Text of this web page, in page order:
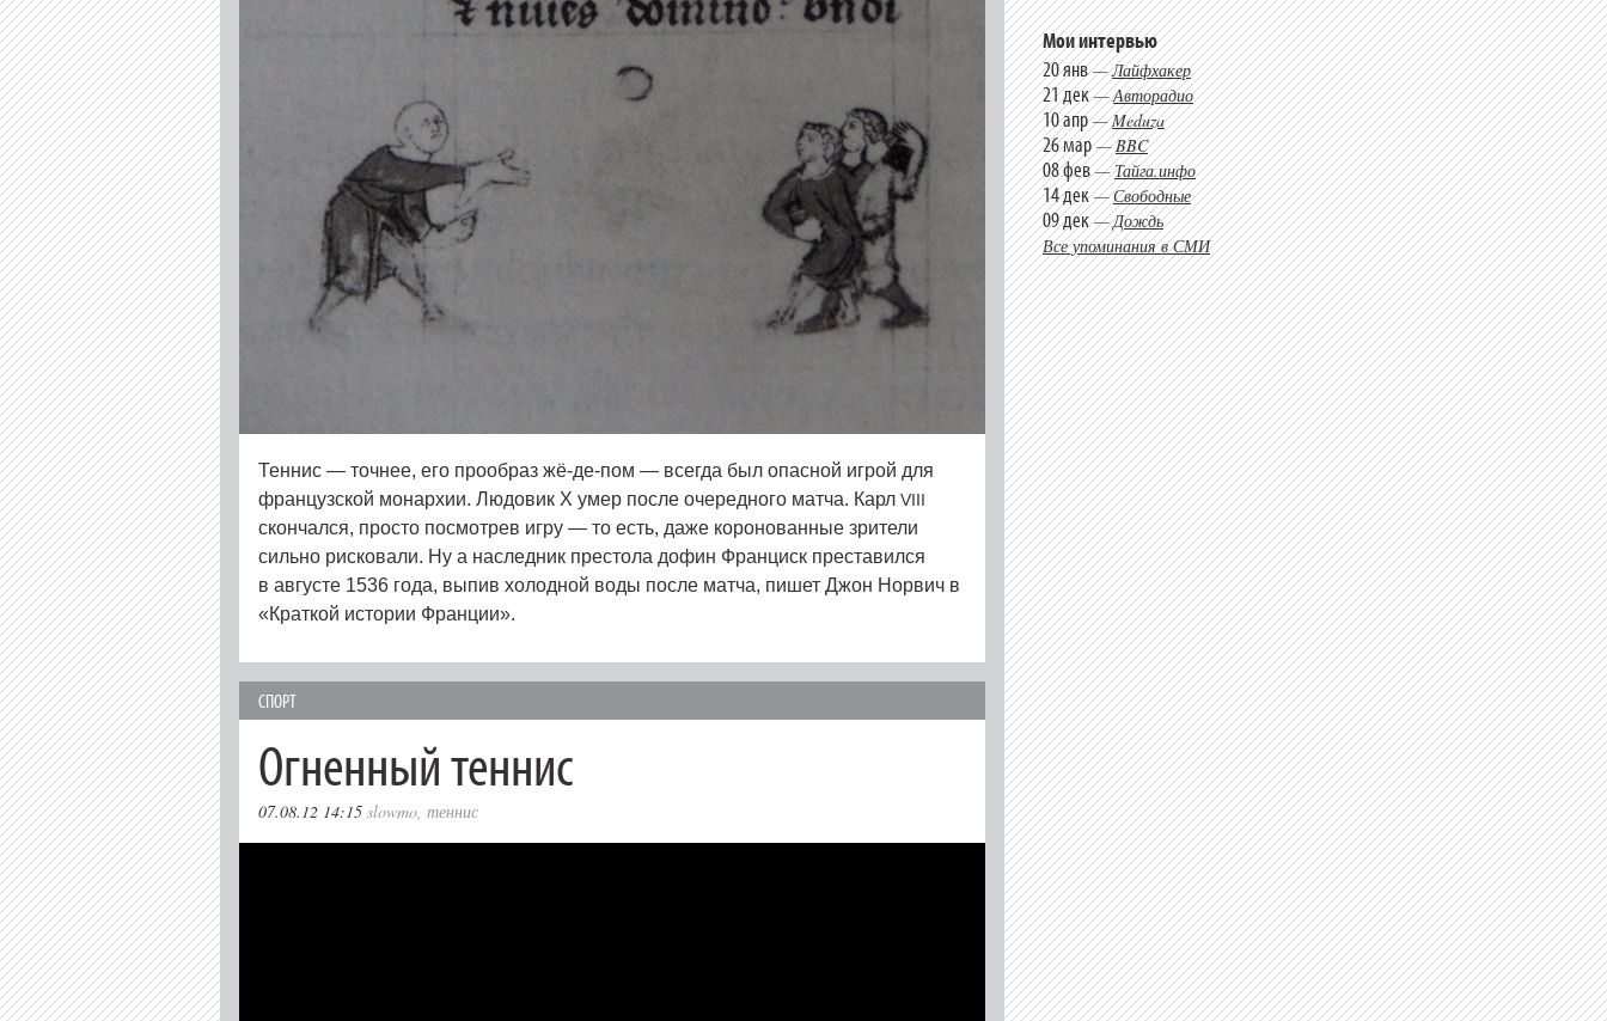
Теннис — точнее, его прообраз жё-де-пом — всегда был опасной игрой для
французской монархии. Людовик X умер после очередного матча. Карл VIII
скончался, просто посмотрев игру — то есть, даже коронованные зрители
сильно рисковали. Ну а наследник престола дофин Франциск преставился
в августе 1536 года, выпив холодной воды после матча, пишет Джон Норвич в
«Краткой истории Франции».
СПОРТ
Огненный теннис
07.08.12 14:15 slowmo теннис
Мои интервью
20 янв—Лайфхакер
21 дек—Авторадио
10 апр—Meduza
26 мар—BBC
08 фев—Тайга.инфо
14 дек—Свободные
09 дек—Дождь
Все упоминания в СМИ